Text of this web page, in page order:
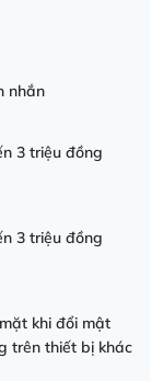
nhắn
3 triệu đồng
3 triệu đồng
khi đổi mật
trên thiết bị khác